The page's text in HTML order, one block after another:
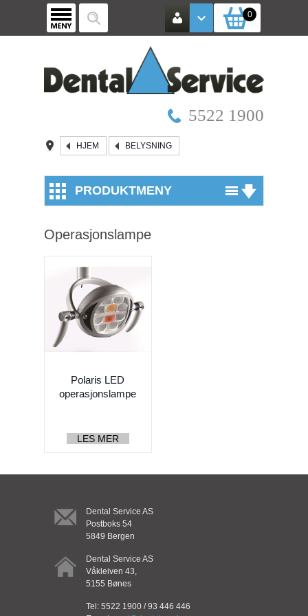
5522 1900
0
HJEM BELYSNING
PRODUKTMENY
Vinkelstykker
Turbiner og koblinger
Kirurgi
Profylakse
Sterilen
Småutstyr
Innredning
Belysning
Operasjonslampe
Polaris LED
operasjonslampe
LES MER
Dental Service AS
Postboks 54
5849 Bergen
Dental Service AS
Våkleiven 43,
5155 Bønes
Tel: 5522 1900 / 93 446 446